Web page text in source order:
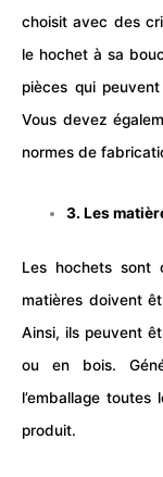
choisit avec des
le hochet à sa
pièces qui
Vous devez
normes de
3. Les
Les hochets sont
matières doivent
Ainsi, ils peuvent
ou en bois.
l’emballage
produit.